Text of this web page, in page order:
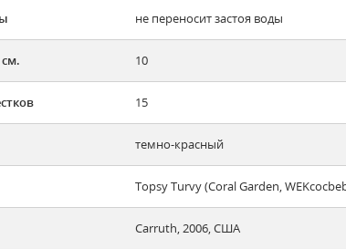
не переносит застоя воды
10
15
темно-красный
Topsy Turvy (Coral Garden,
Carruth, 2006, США